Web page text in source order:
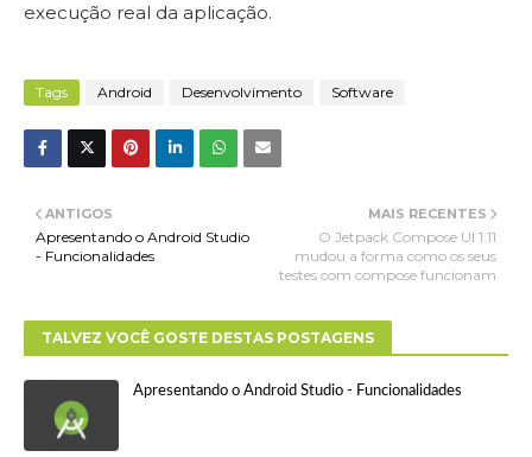
execução real da aplicação.
Tags Android Desenvolvimento Software
MAIS RECENTES
O Jetpack Compose UI 1.11
mudou a forma como os seus
testes com compose funcionam
ANTIGOS
Apresentando o Android Studio
- Funcionalidades
TALVEZ VOCÊ GOSTE DESTAS POSTAGENS
Apresentando o Android Studio - Funcionalidades